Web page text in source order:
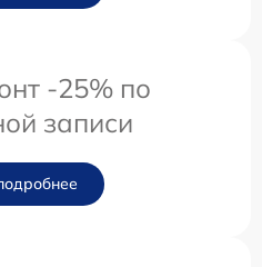
-25% по
записи